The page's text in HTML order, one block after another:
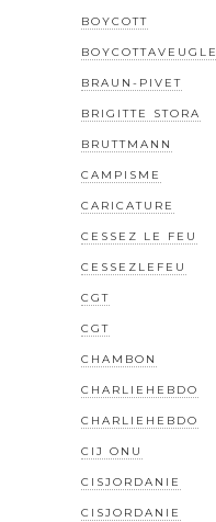
BOYCOTT
BOYCOTTAVEUGLE
BRAUN-PIVET
BRIGITTE STORA
BRUTTMANN
CAMPISME
CARICATURE
CESSEZ LE FEU
CESSEZLEFEU
CGT
CGT
CHAMBON
CHARLIEHEBDO
CHARLIEHEBDO
CIJ ONU
CISJORDANIE
CISJORDANIE